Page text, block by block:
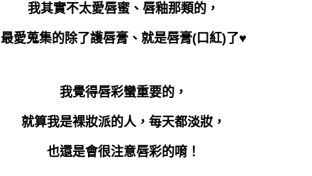
我其實不太愛唇蜜、唇釉那類的，
最愛蒐集的除了護唇膏、就是唇膏(口紅)了♥
我覺得唇彩蠻重要的，
就算我是裸妝派的人，每天都淡妝，
也還是會很注意唇彩的唷！